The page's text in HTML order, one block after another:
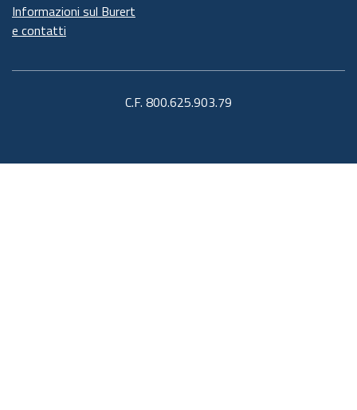
Informazioni sul Burert
e contatti
C.F. 800.625.903.79